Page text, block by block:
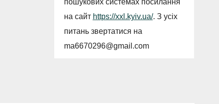
пошукових системах посилання
на сайт https://xxl.kyiv.ua/. З усіх
питань звертатися на
ma6670296@gmail.com